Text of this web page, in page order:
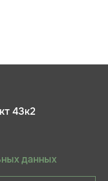
43к2
данных